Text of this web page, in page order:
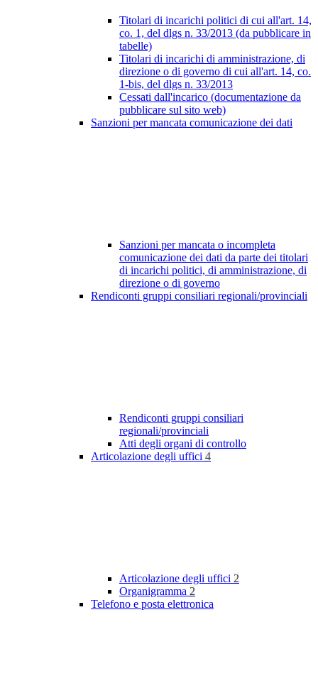
Titolari di incarichi politici di cui all'art. 14,
co. 1, del dlgs n. 33/2013 (da pubblicare in
tabelle)
Titolari di incarichi di amministrazione, di
direzione o di governo di cui all'art. 14, co.
1-bis, del dlgs n. 33/2013
Cessati dall'incarico (documentazione da
pubblicare sul sito web)
Sanzioni per mancata comunicazione dei dati
Sanzioni per mancata o incompleta
comunicazione dei dati da parte dei titolari
di incarichi politici, di amministrazione, di
direzione o di governo
Rendiconti gruppi consiliari regionali/provinciali
Rendiconti gruppi consiliari
regionali/provinciali
Atti degli organi di controllo
Articolazione degli uffici 4
Articolazione degli uffici 2
Organigramma 2
Telefono e posta elettronica